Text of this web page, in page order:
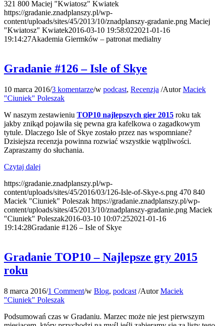
321 800 Maciej "Kwiatosz" Kwiatek
https://gradanie.znadplanszy.pl/wp-
content/uploads/sites/45/2013/10/znadplanszy-gradanie.png Maciej
"Kwiatosz" Kwiatek2016-03-10 19:58:022021-01-16
19:14:27Akademia Giermków – patronat medialny
Gradanie #126 – Isle of Skye
10 marca 2016/3 komentarze/w podcast, Recenzja /AutorMaciek
"Ciuniek" Poleszak
W naszym zestawieniu TOP10 najlepszych gier 2015 roku tak
jakby znikąd pojawiła się pewna gra kafelkowa o zagadkowym
tytule. Dlaczego Isle of Skye zostało przez nas wspomniane?
Dzisiejsza recenzja powinna rozwiać wszystkie wątpliwości.
Zapraszamy do słuchania.
Czytaj dalej
https://gradanie.znadplanszy.pl/wp-
content/uploads/sites/45/2016/03/126-Isle-of-Skye-s.png 470 840
Maciek "Ciuniek" Poleszak https://gradanie.znadplanszy.pl/wp-
content/uploads/sites/45/2013/10/znadplanszy-gradanie.png Maciek
"Ciuniek" Poleszak2016-03-10 10:07:252021-01-16
19:14:28Gradanie #126 – Isle of Skye
Gradanie TOP10 – Najlepsze gry 2015
roku
8 marca 2016/1 Comment/w Blog, podcast /AutorMaciek
"Ciuniek" Poleszak
Podsumowań czas w Gradaniu. Marzec może nie jest pierwszym